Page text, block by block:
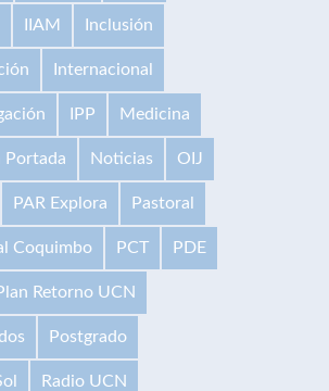
IIAM Inclusión
Internacional
IPP Medicina
Portada Noticias OIJ
PAR Explora Pastoral
Coquimbo PCT PDE
Retorno UCN
Postgrado
Radio UCN